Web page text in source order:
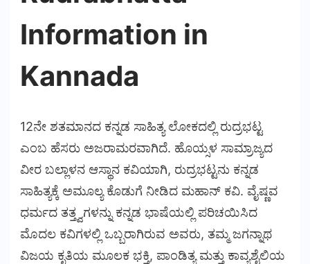
Information in
Kannada
12ನೇ ಶತಮಾನದ ಕನ್ನಡ ಸಾಹಿತ್ಯ ಲೋಕದಲ್ಲಿ ರುದ್ರಭಟ್ಟ
ಎಂಬ ಹೆಸರು ಅಜರಾಮರವಾಗಿದೆ. ಹೊಯ್ಸಳ ಸಾಮ್ರಾಜ್ಯದ
ವೀರ ಬಲ್ಲಾಳನ ಆಸ್ಥಾನ ಕವಿಯಾಗಿ, ರುದ್ರಭಟ್ಟನು ಕನ್ನಡ
ಸಾಹಿತ್ಯಕ್ಕೆ ಅಮೂಲ್ಯ ಕೊಡುಗೆ ನೀಡಿದ ಮಹಾನ್ ಕವಿ. ವೈಷ್ಣವ
ಧರ್ಮದ ತತ್ತ್ವಗಳನ್ನು ಕನ್ನಡ ಭಾಷೆಯಲ್ಲಿ ಪರಿಚಯಿಸಿದ
ಮೊದಲ ಕವಿಗಳಲ್ಲಿ ಒಬ್ಬರಾಗಿರುವ ಅವರು, ತಮ್ಮ ಜಗನ್ನಾಥ
ವಿಜಯ ಕೃತಿಯ ಮೂಲಕ ಭಕ್ತಿ, ಪಾಂಡಿತ್ಯ ಮತ್ತು ಕಾವ್ಯಶೈಲಿಯ